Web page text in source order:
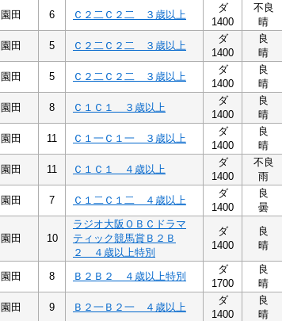
園田 6 Ｃ２二Ｃ２二 ３歳以上
ダ
1400
不良
晴
園田 5 Ｃ２二Ｃ２二 ３歳以上
ダ
1400
良
晴
園田 5 Ｃ２二Ｃ２二 ３歳以上
ダ
1400
良
晴
園田 8 Ｃ１Ｃ１ ３歳以上
ダ
1400
良
晴
園田 11 Ｃ１一Ｃ１一 ３歳以上
ダ
1400
良
晴
園田 11 Ｃ１Ｃ１ ４歳以上
ダ
1400
不良
雨
園田 7 Ｃ１二Ｃ１二 ４歳以上
ダ
1400
良
曇
園田 10
ラジオ大阪ＯＢＣドラマ
ティック競馬賞Ｂ２Ｂ
２ ４歳以上特別
ダ
1400
良
晴
園田 8 Ｂ２Ｂ２ ４歳以上特別
ダ
1700
良
晴
園田 9 Ｂ２一Ｂ２一 ４歳以上
ダ
1400
良
晴